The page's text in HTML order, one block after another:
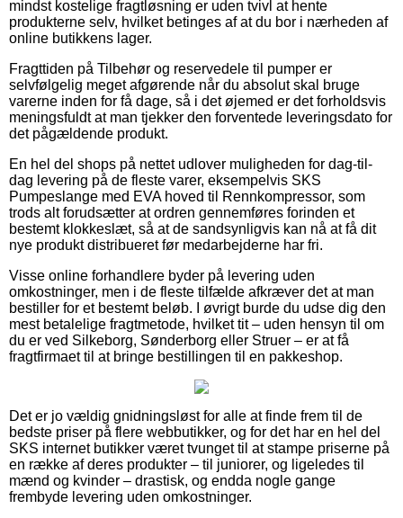
mindst kostelige fragtløsning er uden tvivl at hente
produkterne selv, hvilket betinges af at du bor i nærheden af
online butikkens lager.
Fragttiden på Tilbehør og reservedele til pumper er
selvfølgelig meget afgørende når du absolut skal bruge
varerne inden for få dage, så i det øjemed er det forholdsvis
meningsfuldt at man tjekker den forventede leveringsdato for
det pågældende produkt.
En hel del shops på nettet udlover muligheden for dag-til-
dag levering på de fleste varer, eksempelvis SKS
Pumpeslange med EVA hoved til Rennkompressor, som
trods alt forudsætter at ordren gennemføres forinden et
bestemt klokkeslæt, så at de sandsynligvis kan nå at få dit
nye produkt distribueret før medarbejderne har fri.
Visse online forhandlere byder på levering uden
omkostninger, men i de fleste tilfælde afkræver det at man
bestiller for et bestemt beløb. I øvrigt burde du udse dig den
mest betalelige fragtmetode, hvilket tit – uden hensyn til om
du er ved Silkeborg, Sønderborg eller Struer – er at få
fragtfirmaet til at bringe bestillingen til en pakkeshop.
Det er jo vældig gnidningsløst for alle at finde frem til de
bedste priser på flere webbutikker, og for det har en hel del
SKS internet butikker været tvunget til at stampe priserne på
en række af deres produkter – til juniorer, og ligeledes til
mænd og kvinder – drastisk, og endda nogle gange
frembyde levering uden omkostninger.